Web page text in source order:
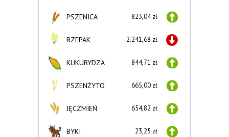
PSZENICA 823,04 zł
RZEPAK 2.241,68 zł
KUKURYDZA 844,71 zł
PSZENŻYTO 665,00 zł
JĘCZMIEŃ 654,82 zł
BYKI 23,25 zł